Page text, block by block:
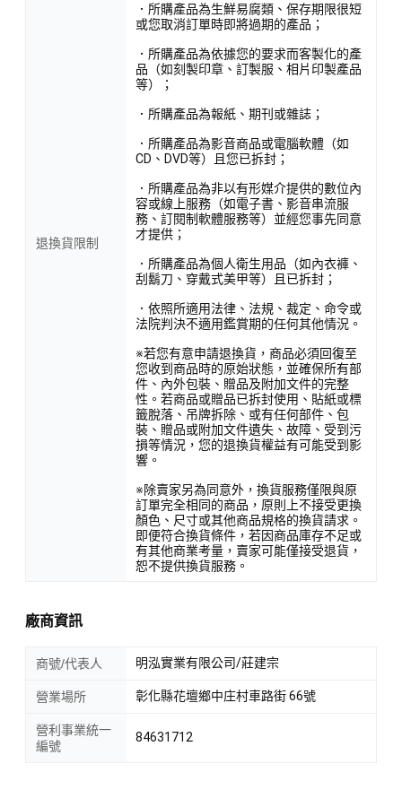
退換貨限制
．所購產品為生鮮易腐類、保存期限很短
或您取消訂單時即將過期的產品；
．所購產品為依據您的要求而客製化的產
品（如刻製印章、訂製服、相片印製產品
等）；
．所購產品為報紙、期刊或雜誌；
．所購產品為影音商品或電腦軟體（如
CD、DVD等）且您已拆封；
．所購產品為非以有形媒介提供的數位內
容或線上服務（如電子書、影音串流服
務、訂閱制軟體服務等）並經您事先同意
才提供；
．所購產品為個人衛生用品（如內衣褲、
刮鬍刀、穿戴式美甲等）且已拆封；
．依照所適用法律、法規、裁定、命令或
法院判決不適用鑑賞期的任何其他情況。
※若您有意申請退換貨，商品必須回復至
您收到商品時的原始狀態，並確保所有部
件、內外包裝、贈品及附加文件的完整
性。若商品或贈品已拆封使用、貼紙或標
籤脫落、吊牌拆除、或有任何部件、包
裝、贈品或附加文件遺失、故障、受到污
損等情況，您的退換貨權益有可能受到影
響。
※除賣家另為同意外，換貨服務僅限與原
訂單完全相同的商品，原則上不接受更換
顏色、尺寸或其他商品規格的換貨請求。
即便符合換貨條件，若因商品庫存不足或
有其他商業考量，賣家可能僅接受退貨，
恕不提供換貨服務。
廠商資訊
商號/代表人 明泓實業有限公司/莊建宗
營業場所 彰化縣花壇鄉中庄村車路街 66號
營利事業統一
編號
84631712